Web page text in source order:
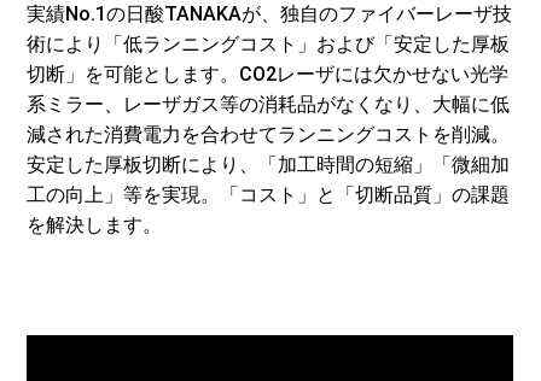
実績No.1の日酸TANAKAが、独自のファイバーレーザ技
術により「低ランニングコスト」および「安定した厚板
切断」を可能とします。CO2レーザには欠かせない光学
系ミラー、レーザガス等の消耗品がなくなり、大幅に低
減された消費電力を合わせてランニングコストを削減。
安定した厚板切断により、「加工時間の短縮」「微細加
工の向上」等を実現。「コスト」と「切断品質」の課題
を解決します。